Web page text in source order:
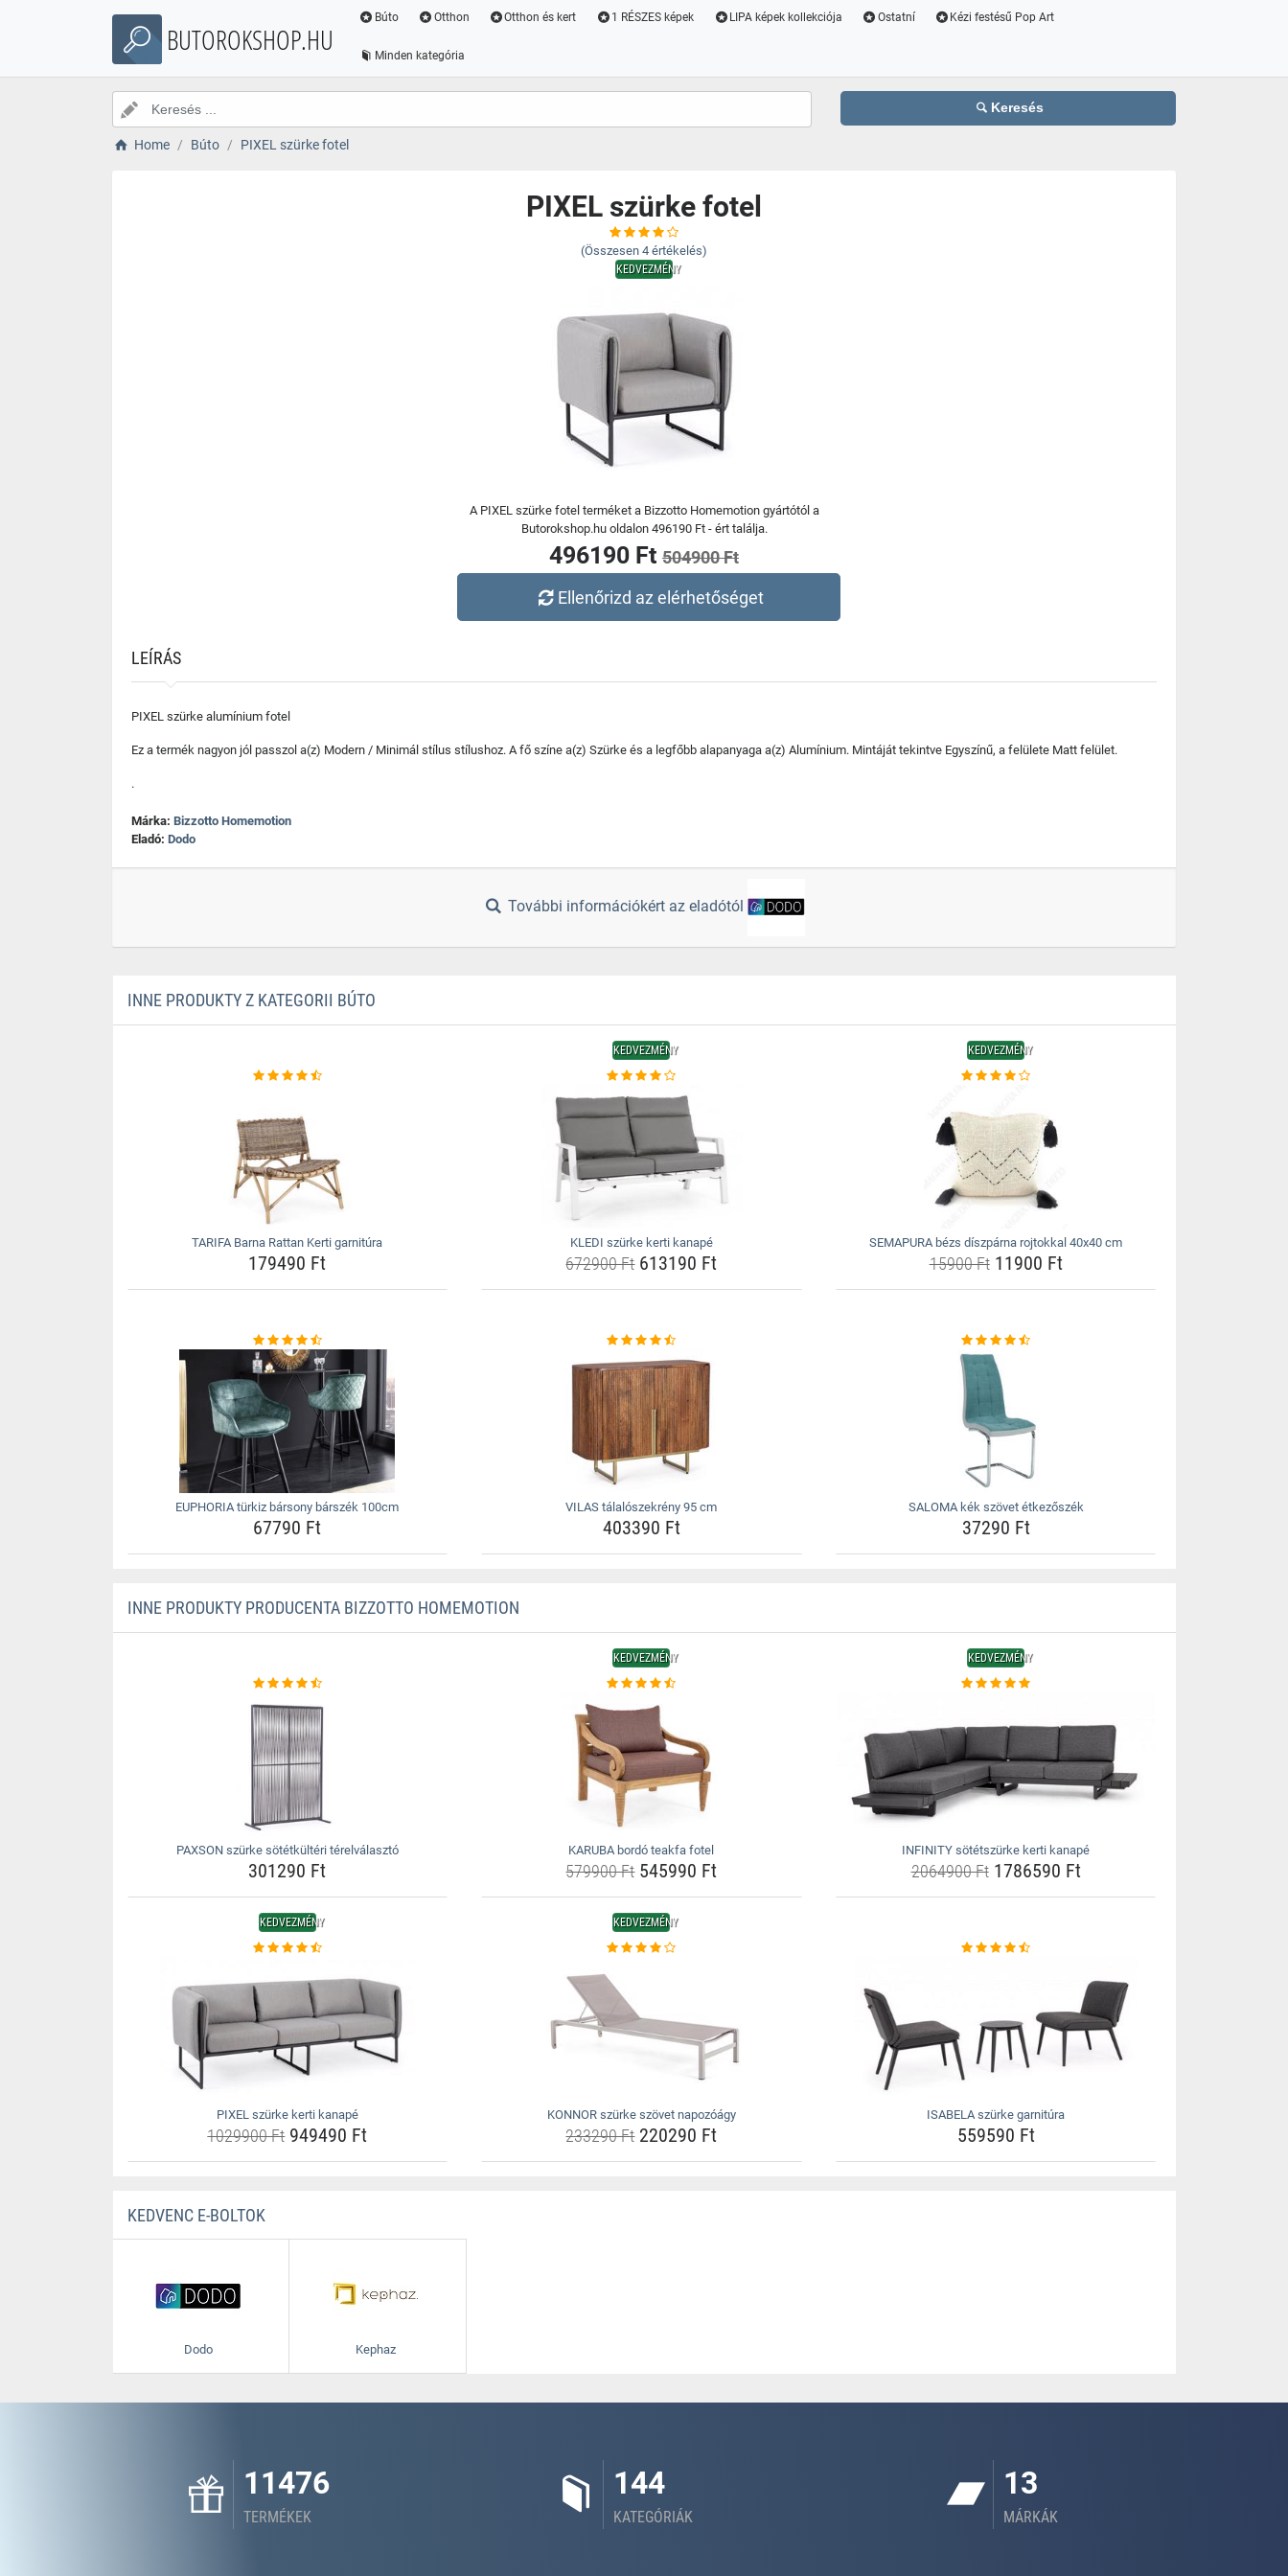
BUTOROKSHOP.HU
Búto Otthon Otthon és kert 1 RÉSZES képek LIPA képek kollekciója Ostatní Kézi festésű Pop Art
Minden kategória
Keresés
Home Búto PIXEL szürke fotel
PIXEL szürke fotel
(Összesen 4 értékelés)
KEDVEZMÉNY
A PIXEL szürke fotel terméket a Bizzotto Homemotion gyártótól a
Butorokshop.hu oldalon 496190 Ft - ért találja.
496190 Ft 504900 Ft
Ellenőrizd az elérhetőséget
LEÍRÁS
PIXEL szürke alumínium fotel
Ez a termék nagyon jól passzol a(z) Modern / Minimál stílus stílushoz. A fő színe a(z) Szürke és a legfőbb alapanyaga a(z) Alumínium. Mintáját tekintve Egyszínű, a felülete Matt felület.
.
Márka: Bizzotto Homemotion
Eladó: Dodo
További információkért az eladótól
INNE PRODUKTY Z KATEGORII BÚTO
TARIFA Barna Rattan Kerti garnitúra
179490 Ft
KEDVEZMÉNY
KLEDI szürke kerti kanapé
672900 Ft613190 Ft
KEDVEZMÉNY
SEMAPURA bézs díszpárna rojtokkal 40x40 cm
15900 Ft11900 Ft
EUPHORIA türkiz bársony bárszék 100cm
67790 Ft
VILAS tálalószekrény 95 cm
403390 Ft
SALOMA kék szövet étkezőszék
37290 Ft
INNE PRODUKTY PRODUCENTA BIZZOTTO HOMEMOTION
PAXSON szürke sötétkültéri térelválasztó
301290 Ft
KEDVEZMÉNY
KARUBA bordó teakfa fotel
579900 Ft545990 Ft
KEDVEZMÉNY
INFINITY sötétszürke kerti kanapé
2064900 Ft1786590 Ft
KEDVEZMÉNY
PIXEL szürke kerti kanapé
1029900 Ft949490 Ft
KEDVEZMÉNY
KONNOR szürke szövet napozóágy
233290 Ft220290 Ft
ISABELA szürke garnitúra
559590 Ft
KEDVENC E-BOLTOK
Dodo Kephaz
11476
TERMÉKEK
144
KATEGÓRIÁK
13
MÁRKÁK